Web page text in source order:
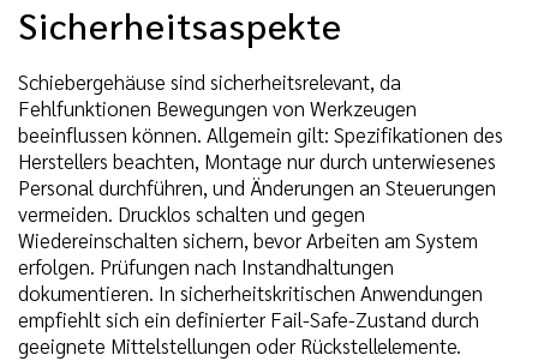
Sicherheitsaspekte
Schiebergehäuse sind sicherheitsrelevant, da
Fehlfunktionen Bewegungen von Werkzeugen
beeinflussen können. Allgemein gilt: Spezifikationen des
Herstellers beachten, Montage nur durch unterwiesenes
Personal durchführen, und Änderungen an Steuerungen
vermeiden. Drucklos schalten und gegen
Wiedereinschalten sichern, bevor Arbeiten am System
erfolgen. Prüfungen nach Instandhaltungen
dokumentieren. In sicherheitskritischen Anwendungen
empfiehlt sich ein definierter Fail-Safe-Zustand durch
geeignete Mittelstellungen oder Rückstellelemente.